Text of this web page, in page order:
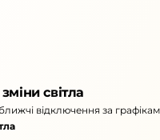
світла
відключення за